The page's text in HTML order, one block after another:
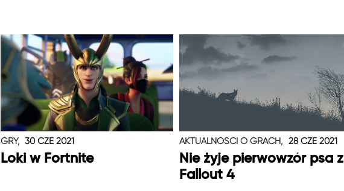
GRY, 30 CZE 2021
Loki w Fortnite
AKTUALNOŚCI O GRACH, 28 CZE 2021
Nie żyje pierwowzór psa z
Fallout 4